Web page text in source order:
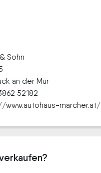
Sohn
an der Mur
52182
www.autohaus-marcher.at/